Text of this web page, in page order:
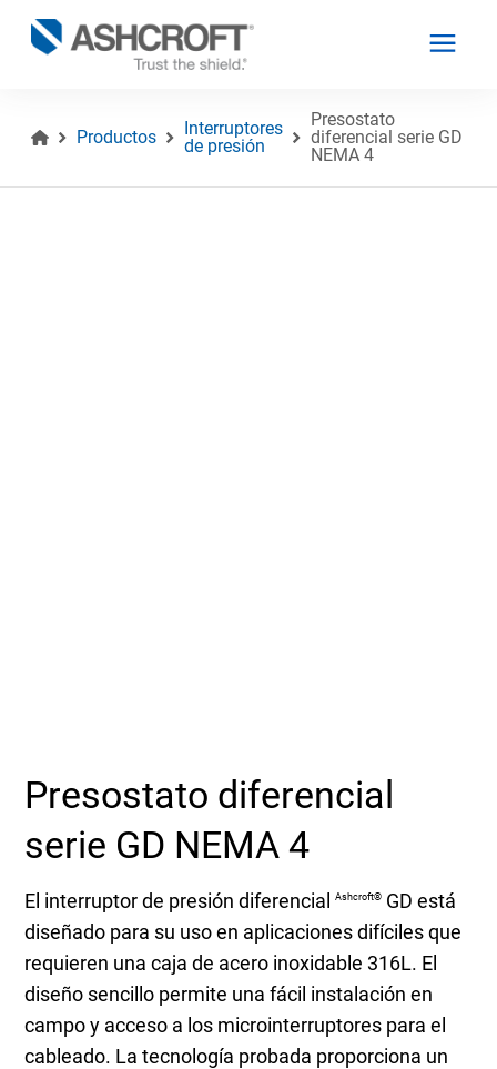
Solicitar cotización
Productos
Interruptores
de presión
Presostato
diferencial serie GD
NEMA 4
Presostato diferencial
serie GD NEMA 4
El interruptor de presión diferencialAshcroft® GD está
diseñado para su uso en aplicaciones difíciles que
requieren una caja de acero inoxidable 316L. El
diseño sencillo permite una fácil instalación en
campo y acceso a los microinterruptores para el
cableado. La tecnología probada proporciona un